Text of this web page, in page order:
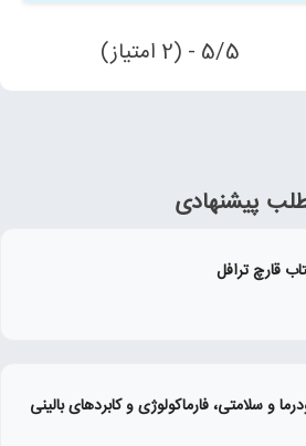
5/5 - (2 امتیاز)
پیشنهادی
قارچ ترافل
و سلامتی، فارماکولوژی و کابردهای بالینی